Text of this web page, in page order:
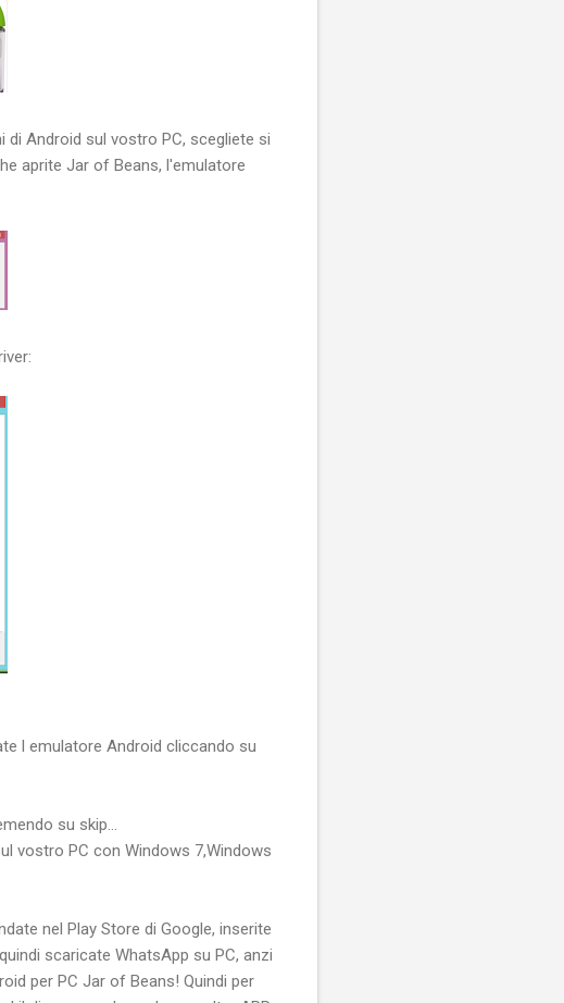
di Android sul vostro PC, scegliete si
aprite Jar of Beans, l'emulatore
l emulatore Android cliccando su
su skip...
vostro PC con Windows 7,Windows
nel Play Store di Google, inserite
scaricate WhatsApp su PC, anzi
per PC Jar of Beans! Quindi per